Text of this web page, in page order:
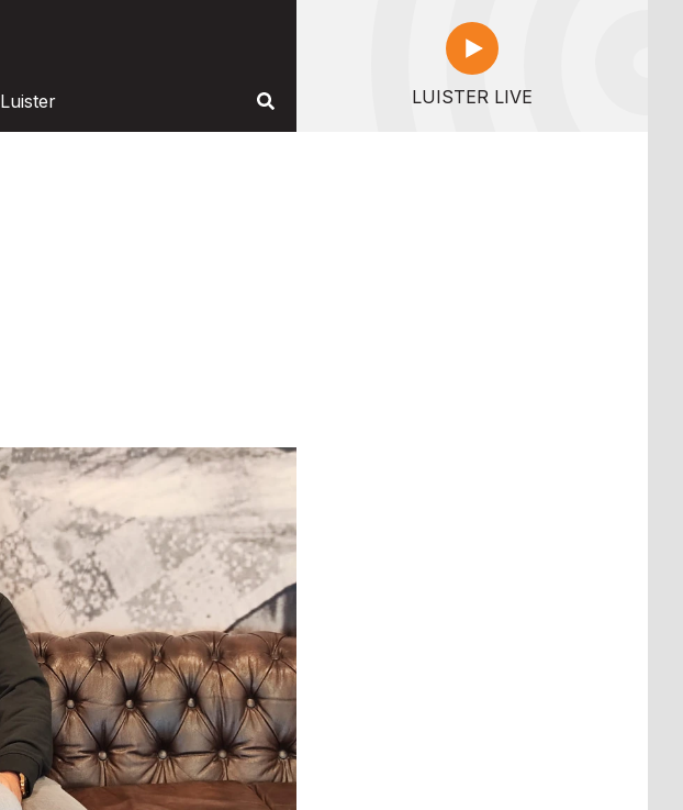
Luister LUISTER LIVE